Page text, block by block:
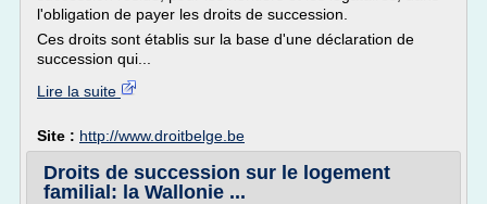
l'obligation de payer les droits de succession.
Ces droits sont établis sur la base d'une déclaration de
succession qui...
Lire la suite
Site : http://www.droitbelge.be
Droits de succession sur le logement
familial: la Wallonie ...